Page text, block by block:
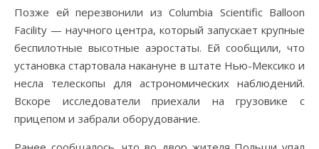
Позже ей перезвонили из Columbia Scientific Balloon
Facility — научного центра, который запускает крупные
беспилотные высотные аэростаты. Ей сообщили, что
установка стартовала накануне в штате Нью-Мексико и
несла телескопы для астрономических наблюдений.
Вскоре исследователи приехали на грузовике с
прицепом и забрали оборудование.